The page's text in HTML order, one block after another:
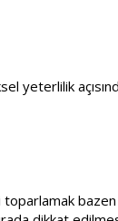
yeterlilik